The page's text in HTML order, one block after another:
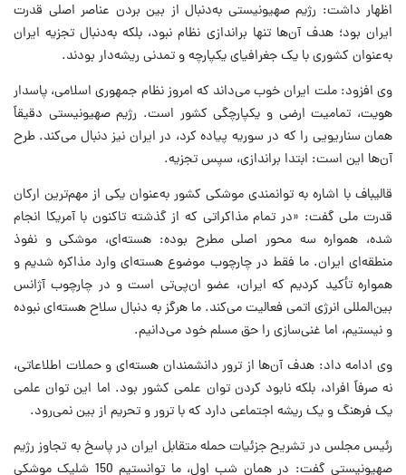
اظهار داشت: رژیم صهیونیستی به‌دنبال از بین بردن عناصر اصلی قدرت
ایران بود؛ هدف آن‌ها تنها براندازی نظام نبود، بلکه به‌دنبال تجزیه ایران
به‌عنوان کشوری با یک جغرافیای یکپارچه و تمدنی ریشه‌دار بودند.
وی افزود: ملت ایران خوب می‌داند که امروز نظام جمهوری اسلامی، پاسدار
هویت، تمامیت ارضی و یکپارچگی کشور است. رژیم صهیونیستی دقیقاً
همان سناریویی را که در سوریه پیاده کرد، در ایران نیز دنبال می‌کند. طرح
آن‌ها این است: ابتدا براندازی، سپس تجزیه.
قالیباف با اشاره به توانمندی موشکی کشور به‌عنوان یکی از مهم‌ترین ارکان
قدرت ملی گفت: «در تمام مذاکراتی که از گذشته تاکنون با آمریکا انجام
شده، همواره سه محور اصلی مطرح بوده: هسته‌ای، موشکی و نفوذ
منطقه‌ای ایران. ما فقط در چارچوب موضوع هسته‌ای وارد مذاکره شدیم و
همواره تأکید کردیم که ایران، عضو ان‌پی‌تی است و در چارچوب آژانس
بین‌المللی انرژی اتمی فعالیت می‌کند. ما هرگز به دنبال سلاح هسته‌ای نبوده
و نیستیم، اما غنی‌سازی را حق مسلم خود می‌دانیم.
وی ادامه داد: هدف آن‌ها از ترور دانشمندان هسته‌ای و حملات اطلاعاتی،
نه صرفاً افراد، بلکه نابود کردن توان علمی کشور بود. اما این توان علمی
یک فرهنگ و یک ریشه اجتماعی دارد که با ترور و تحریم از بین نمی‌رود.
رئیس مجلس در تشریح جزئیات حمله متقابل ایران در پاسخ به تجاوز رژیم
صهیونیستی گفت: در همان شب اول، ما توانستیم 150 شلیک موشکی